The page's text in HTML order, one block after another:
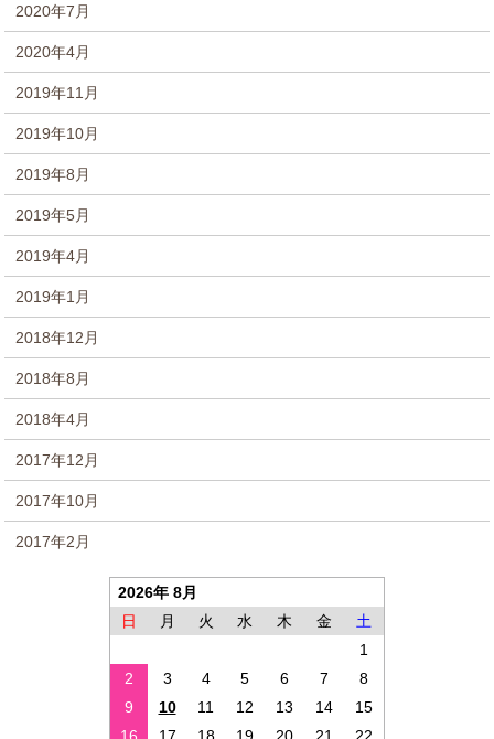
2020年7月
2020年4月
2019年11月
2019年10月
2019年8月
2019年5月
2019年4月
2019年1月
2018年12月
2018年8月
2018年4月
2017年12月
2017年10月
2017年2月
2026年 8月
日
月 火 水 木 金
土
1
2
3 4 5 6 7
8
9
10 11 12 13 14
15
16
17 18 19 20 21
22